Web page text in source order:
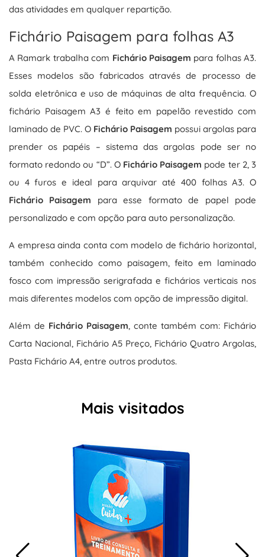
das atividades em qualquer repartição.
Fichário Paisagem para folhas A3
A Ramark trabalha com Fichário Paisagem para folhas A3.
Esses modelos são fabricados através de processo de
solda eletrônica e uso de máquinas de alta frequência. O
fichário Paisagem A3 é feito em papelão revestido com
laminado de PVC. O Fichário Paisagem possui argolas para
prender os papéis – sistema das argolas pode ser no
formato redondo ou “D”. O Fichário Paisagem pode ter 2, 3
ou 4 furos e ideal para arquivar até 400 folhas A3. O
Fichário Paisagem para esse formato de papel pode
personalizado e com opção para auto personalização.
A empresa ainda conta com modelo de fichário horizontal,
também conhecido como paisagem, feito em laminado
fosco com impressão serigrafada e fichários verticais nos
mais diferentes modelos com opção de impressão digital.
Além de Fichário Paisagem, conte também com: Fichário
Carta Nacional, Fichário A5 Preço, Fichário Quatro Argolas,
Pasta Fichário A4, entre outros produtos.
Mais visitados